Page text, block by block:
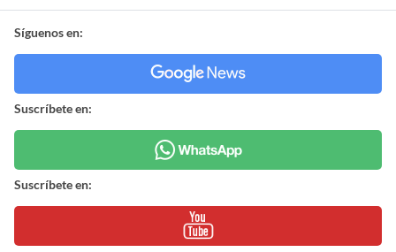
Síguenos en:
Suscríbete en:
Suscríbete en: